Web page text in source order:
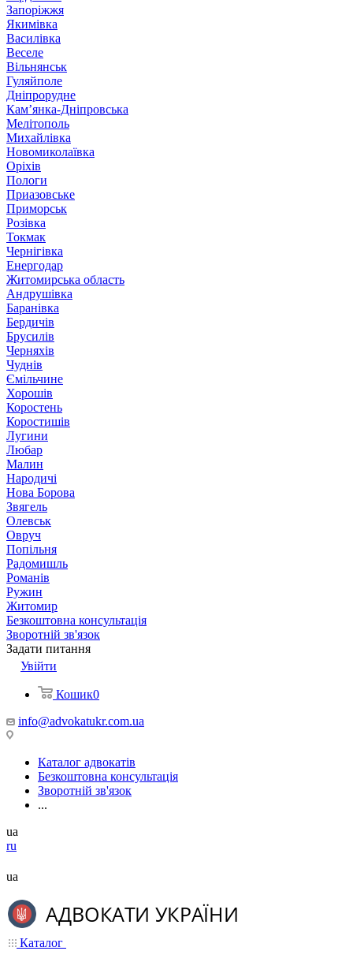
Запоріжжя
Якимівка
Василівка
Веселе
Вільнянськ
Гуляйполе
Дніпрорудне
Кам’янка-Дніпровська
Мелітополь
Михайлівка
Новомиколаївка
Оріхів
Пологи
Приазовське
Приморськ
Розівка
Токмак
Чернігівка
Енергодар
Житомирська область
Андрушівка
Баранівка
Бердичів
Брусилів
Черняхів
Чуднів
Ємільчине
Хорошів
Коростень
Коростишів
Лугини
Любар
Малин
Народичі
Нова Борова
Звягель
Олевськ
Овруч
Попільня
Радомишль
Романів
Ружин
Житомир
Безкоштовна консультація
Зворотній зв'язок
Задати питання
Увійти
Кошик0
info@advokatukr.com.ua
Каталог адвокатів
Безкоштовна консультація
Зворотній зв'язок
...
ua
ru
ua
Каталог